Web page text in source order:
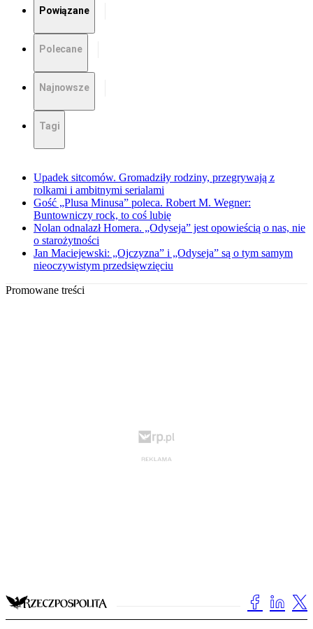
Powiązane
Polecane
Najnowsze
Tagi
Upadek sitcomów. Gromadziły rodziny, przegrywają z
rolkami i ambitnymi serialami
Gość „Plusa Minusa” poleca. Robert M. Wegner:
Buntowniczy rock, to coś lubię
Nolan odnalazł Homera. „Odyseja” jest opowieścią o nas, nie
o starożytności
Jan Maciejewski: „Ojczyzna” i „Odyseja” są o tym samym
nieoczywistym przedsięwzięciu
Promowane treści